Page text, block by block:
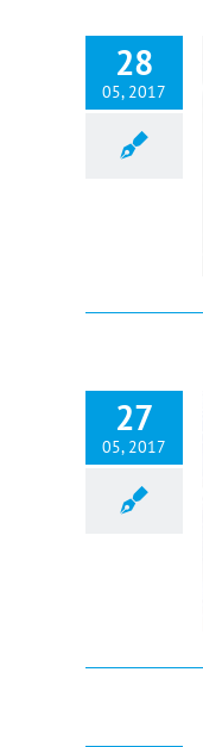
28
05, 2017
27
05, 2017